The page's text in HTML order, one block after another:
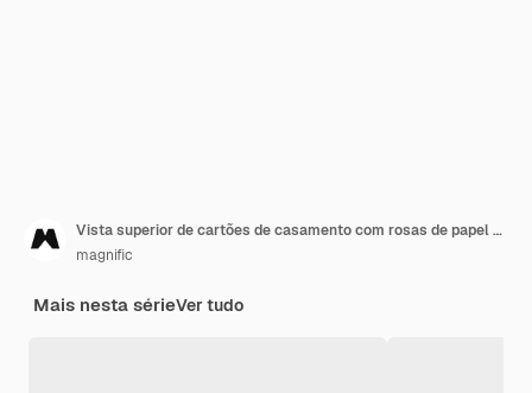
Vista superior de cartões de casamento com rosas de papel e caneta
magnific
Mais nesta sérieVer tudo